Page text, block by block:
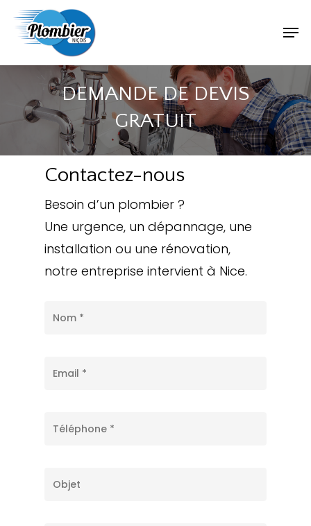
DEMANDE DE DEVIS
GRATUIT
Contactez-nous
Besoin d’un plombier ?
Une urgence, un dépannage, une
installation ou une rénovation,
notre entreprise intervient à Nice.